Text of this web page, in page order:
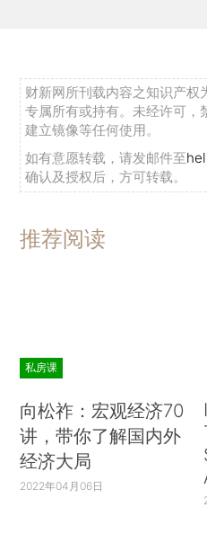
财新网所刊载内容之知识产权
专属所有或持有。未经许可，
建立镜像等任何使用。
如有意愿转载，请发邮件至
确认及授权后，方可转载。
推荐阅读
私房课
向松祚：宏观经济70
讲，带你了解国内外
经济大局
2022年04月06日